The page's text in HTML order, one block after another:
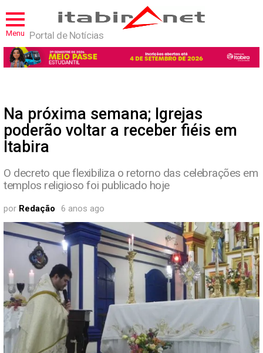
Menu Portal de Notícias
Na próxima semana; Igrejas
poderão voltar a receber fiéis em
Itabira
O decreto que flexibiliza o retorno das celebrações em
templos religioso foi publicado hoje
por Redação 6 anos ago